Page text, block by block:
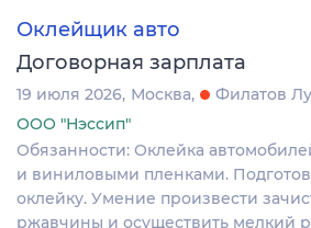
Оклейщик авто
Договорная зарплата
19 июля 2026 Москва
Филатов
ООО "Нэссип"
Обязанности: Оклейка
и виниловыми пленками.
оклейку. Умение произвести
ржавчины и осуществить мелкий